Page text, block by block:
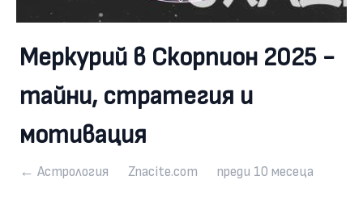
Меркурий в Скорпион 2025 -
тайни, стратегия и
мотивация
← Астрология Znacite.com преди 10 месеца